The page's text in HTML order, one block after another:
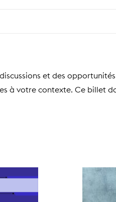
et des
à votre contexte. Ce billet